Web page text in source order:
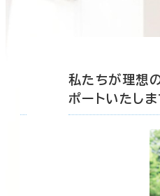
私たちが理想
ポートいたしま